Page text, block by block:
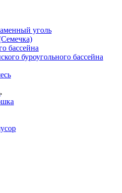
уголь
бассейна
буроугольного бассейна